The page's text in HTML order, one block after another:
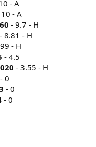
- A
- A
- 9.7 - H
- 8.81 - H
- H
- 4.5
- 3.55 - H
- 0
- 0
- 0